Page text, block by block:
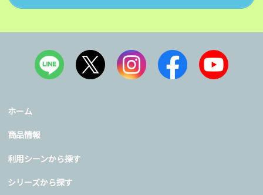
ホーム
商品情報
利用シーンから探す
シリーズから探す